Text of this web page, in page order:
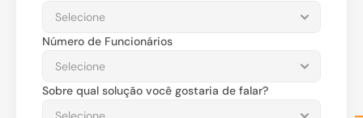
Número de Funcionários
Sobre qual solução você gostaria de falar?